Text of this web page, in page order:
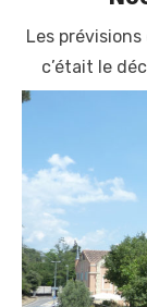
Les
c’était le